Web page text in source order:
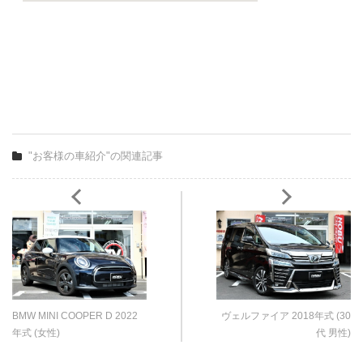
"お客様の車紹介"の関連記事
BMW MINI COOPER D 2022
年式 (女性)
ヴェルファイア 2018年式 (30
代 男性)